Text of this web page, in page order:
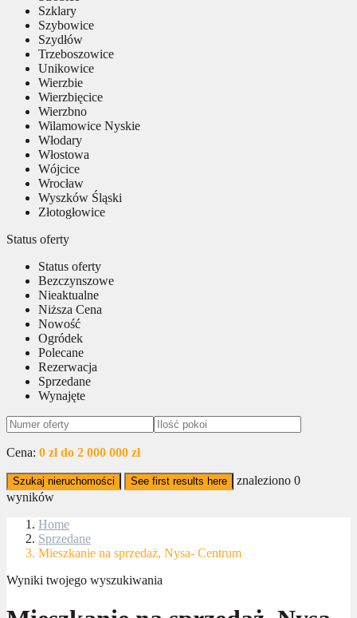
Szklary
Szybowice
Szydłów
Trzeboszowice
Unikowice
Wierzbie
Wierzbięcice
Wierzbno
Wilamowice Nyskie
Włodary
Włostowa
Wójcice
Wrocław
Wyszków Śląski
Złotogłowice
Status oferty
Status oferty
Bezczynszowe
Nieaktualne
Niższa Cena
Nowość
Ogródek
Polecane
Rezerwacja
Sprzedane
Wynajęte
Cena: 0 zł do 2 000 000 zł
Szukaj nieruchomości See first results here znaleziono 0
wyników
Home
Sprzedane
Mieszkanie na sprzedaż, Nysa- Centrum
Wyniki twojego wyszukiwania